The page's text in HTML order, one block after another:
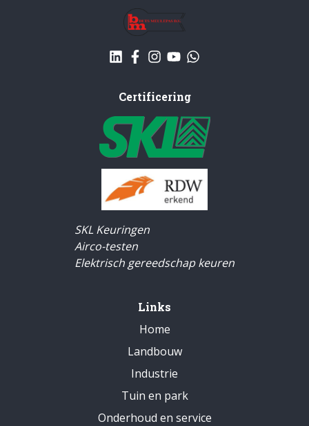
Certificering
SKL Keuringen
Airco-testen
Elektrisch gereedschap keuren
Links
Home
Landbouw
Industrie
Tuin en park
Onderhoud en service